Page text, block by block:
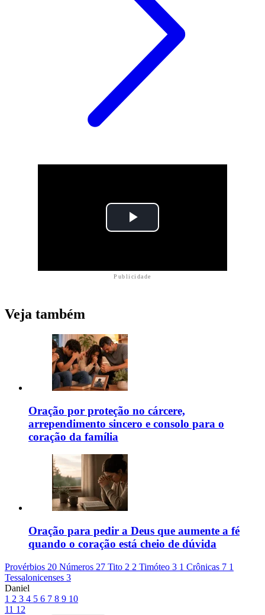
Publicidade
Veja também
Oração por proteção no cárcere,
arrependimento sincero e consolo para o
coração da família
Oração para pedir a Deus que aumente a fé
quando o coração está cheio de dúvida
Provérbios 20 Números 27 Tito 2 2 Timóteo 3 1 Crônicas 7 1
Tessalonicenses 3
Daniel
1 2 3 4 5 6 7 8 9 10
11 12